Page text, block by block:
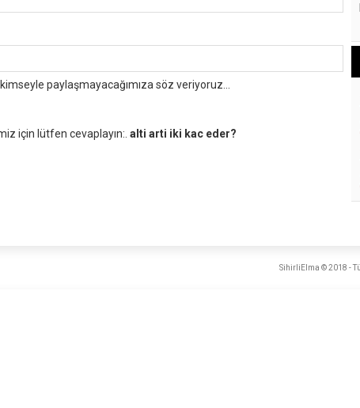
paylaşmayacağımıza söz veriyoruz...
için lütfen cevaplayın:. alti arti iki kac eder?
SihirliElma © 2018 -